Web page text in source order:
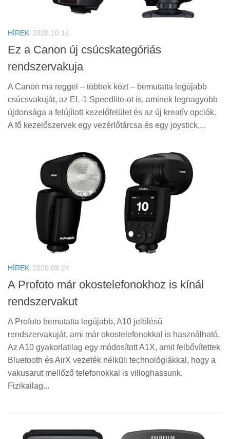
HÍREK 2020.10.14
Ez a Canon új csúcskategóriás
rendszervakuja
A Canon ma reggel – többek közt – bemutatta legújabb
csúcsvakuját, az EL-1 Speedlite-ot is, aminek legnagyobb
újdonsága a felújított kezelőfelület és az új kreatív opciók.
A fő kezelőszervek egy vezérlőtárcsa és egy joystick,...
HÍREK 2020.09.24
A Profoto már okostelefonokhoz is kínál
rendszervakut
A Profoto bemutatta legújabb, A10 jelölésű
rendszervakuját, ami már okostelefonokkal is használható.
Az A10 gyakorlatilag egy módosított A1X, amit felbővítettek
Bluetooth és AirX vezeték nélküli technológiákkal, hogy a
vakusarut mellőző telefonokkal is villoghassunk.
Fizikailag...